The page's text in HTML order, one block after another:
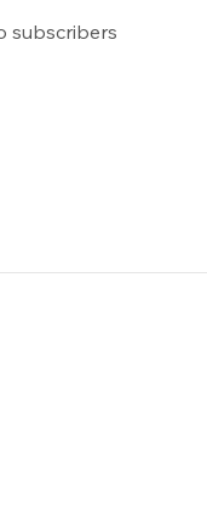
LETRA
subscribers